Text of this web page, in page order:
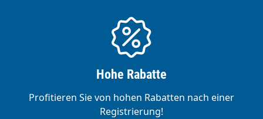
Hohe Rabatte
Profitieren Sie von hohen Rabatten nach einer
Registrierung!